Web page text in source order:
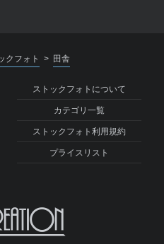
クフォト > 田舎
ストックフォトについて
カテゴリ一覧
ストックフォト利用規約
プライスリスト